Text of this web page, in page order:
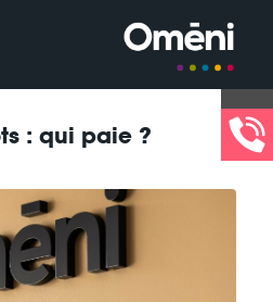
: qui paie ?